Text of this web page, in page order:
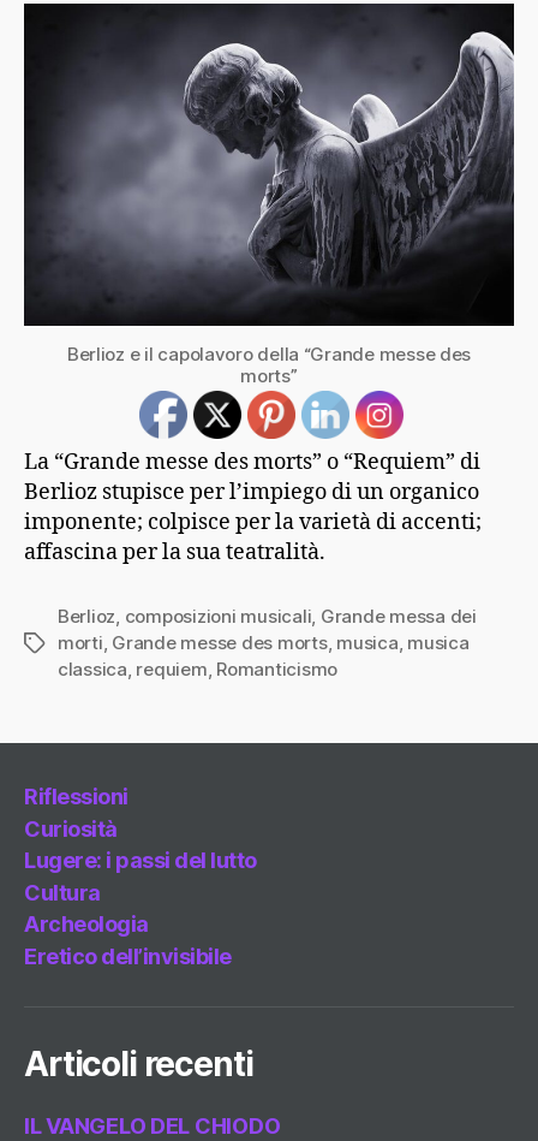
Berlioz e il capolavoro della “Grande messe des
morts”
La “Grande messe des morts” o “Requiem” di
Berlioz stupisce per l’impiego di un organico
imponente; colpisce per la varietà di accenti;
affascina per la sua teatralità.
Tag
Berlioz composizioni musicali Grande messa dei
morti Grande messe des morts, musica musica
classica requiem Romanticismo
Riflessioni
Curiosità
Lugere: i passi del lutto
Cultura
Archeologia
Eretico dell’invisibile
Articoli recenti
IL VANGELO DEL CHIODO